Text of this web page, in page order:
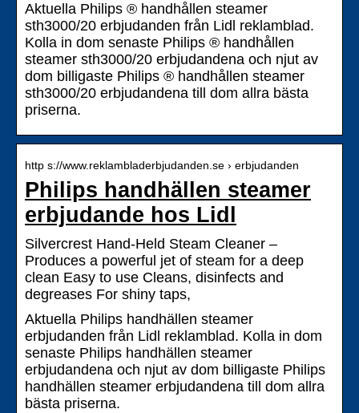
Aktuella Philips ® handhållen steamer
sth3000/20 erbjudanden från Lidl reklamblad.
Kolla in dom senaste Philips ® handhållen
steamer sth3000/20 erbjudandena och njut av
dom billigaste Philips ® handhållen steamer
sth3000/20 erbjudandena till dom allra bästa
priserna.
http s://www.reklambladerbjudanden.se › erbjudanden
Philips handhällen steamer
erbjudande hos Lidl
Silvercrest Hand-Held Steam Cleaner –
Produces a powerful jet of steam for a deep
clean Easy to use Cleans, disinfects and
degreases For shiny taps,
Aktuella Philips handhällen steamer
erbjudanden från Lidl reklamblad. Kolla in dom
senaste Philips handhällen steamer
erbjudandena och njut av dom billigaste Philips
handhällen steamer erbjudandena till dom allra
bästa priserna.